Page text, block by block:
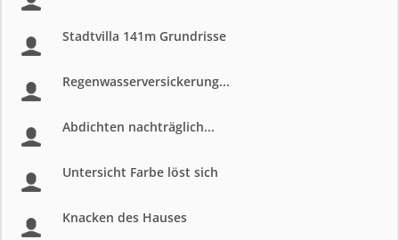
Stadtvilla 141m Grundrisse
Regenwasserversickerung...
Abdichten nachträglich...
Untersicht Farbe löst sich
Knacken des Hauses